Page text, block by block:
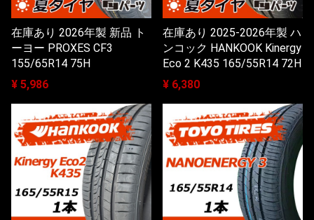
在庫あり 2026年製 新品 ト
ーヨー PROXES CF3
155/65R14 75H
¥ 5,986
在庫あり 2025-2026年製 ハ
ンコック HANKOOK Kinergy
Eco 2 K435 165/55R14 72H
¥ 6,380